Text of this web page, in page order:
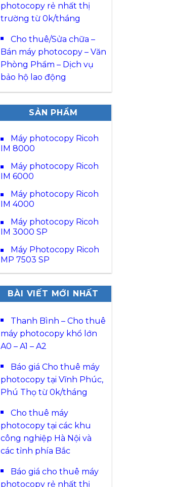
photocopy rẻ nhất thị
trường từ 0k/tháng
Cho thuê/Sửa chữa –
Bán máy photocopy – Văn
Phòng Phẩm – Dịch vụ
bảo hộ lao động
SẢN PHẨM
Máy photocopy Ricoh
IM 8000
Máy photocopy Ricoh
IM 6000
Máy photocopy Ricoh
IM 4000
Máy photocopy Ricoh
IM 3000 SP
Máy Photocopy Ricoh
MP 7503 SP
BÀI VIẾT MỚI NHẤT
Thanh Bình – Cho thuê
máy photocopy khổ lớn
A0 – A1 – A2
Báo giá Cho thuê máy
photocopy tại Vĩnh Phúc,
Phú Thọ từ 0k/tháng
Cho thuê máy
photocopy tại các khu
công nghiệp Hà Nội và
các tỉnh phía Bắc
Báo giá cho thuê máy
photocopy rẻ nhất thị